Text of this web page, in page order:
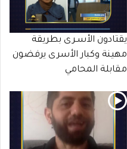
يقتادون الأسـرى بطريقة
مهينة وكبار الأسرى يرفضون
مقابلة المحامي